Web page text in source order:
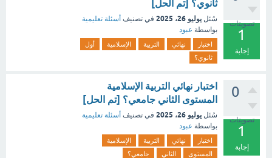
تصويتات
1
إجابة
ثانوي؟ [تم الحل]
سُئل يوليو 26، 2025 في تصنيف أسئلة تعليمية
بواسطة عبود
اختبار نهائي التربية الإسلامية
أول
ثانوي؟
0
تصويتات
1
إجابة
اختبار نهائي التربية الإسلامية
المستوى الثاني جامعي؟ [تم الحل]
سُئل يوليو 26، 2025 في تصنيف أسئلة تعليمية
بواسطة عبود
اختبار نهائي التربية
الإسلامية
المستوى
الثاني جامعي؟